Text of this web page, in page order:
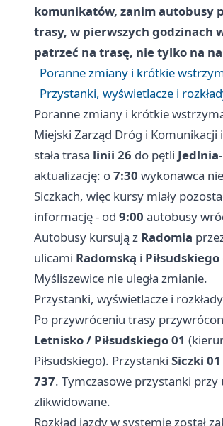
komunikatów, zanim autobusy
trasy, w pierwszych godzinach
patrzeć na trasę, nie tylko na
Poranne zmiany i krótkie
Przystanki, wyświetlacze i
Poranne zmiany i krótkie
Miejski Zarząd Dróg i Komunikacji
stała trasa linii 26 do pętli
aktualizację: o7:30 wykonawca
Siczkach, więc kursy miały
informację - od 9:00 autobusy
Autobusy kursują z Radomia
ulicami Radomską i Piłsudskiego
Myśliszewice nie uległa zmianie.
Przystanki, wyświetlacze i
Po przywróceniu trasy
Letnisko / Piłsudskiego 01
Piłsudskiego). Przystanki Siczki
737. Tymczasowe przystanki przy
zlikwidowane.
Rozkład jazdy w systemie został